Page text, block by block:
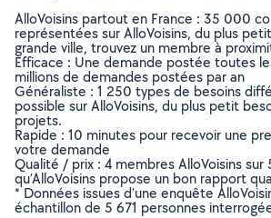
AlloVoisins partout en France : 35 000
représentées sur AlloVoisins, du plus
grande ville, trouvez un membre à
Efficace : Une demande postée toutes
millions de demandes postées par an
Généraliste : 1 250 types de besoins
possible sur AlloVoisins, du plus petit
projets.
Rapide : 10 minutes pour recevoir une
votre demande
Qualité / prix : 4 membres AlloVoisins sur
qu’AlloVoisins propose un bon rapport
* Données issues d’une enquête
échantillon de 5 671 personnes